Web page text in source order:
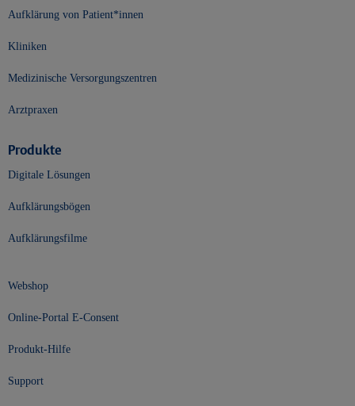
Aufklärung von Patient*innen
Kliniken
Medizinische Versorgungszentren
Arztpraxen
Produkte
Digitale Lösungen
Aufklärungsbögen
Aufklärungsfilme
Webshop
Online-Portal E-Consent
Produkt-Hilfe
Support